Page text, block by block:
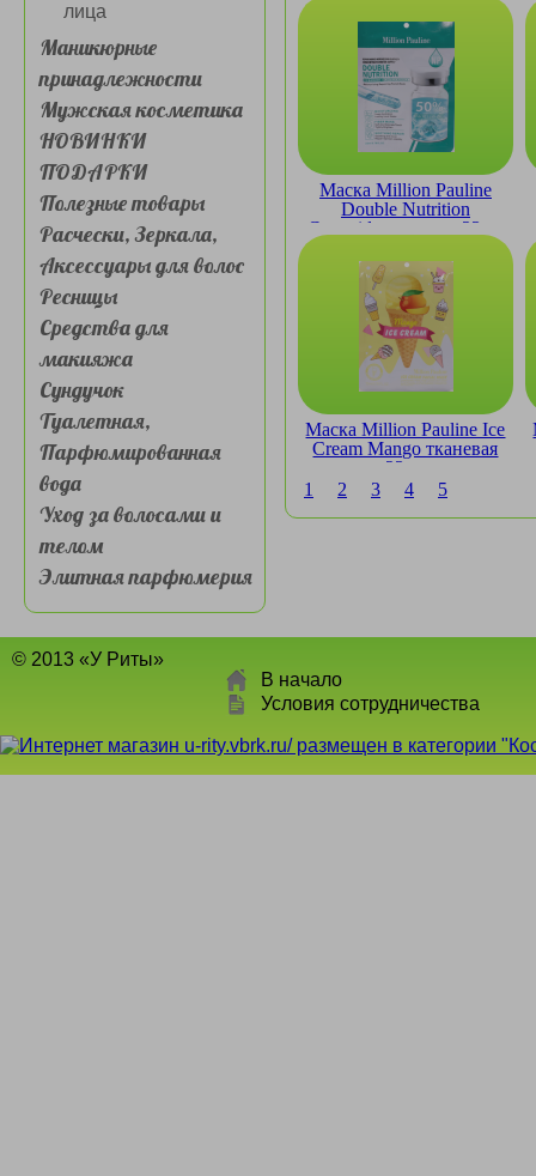
лица
Маникюрные
принадлежности
Мужская косметика
НОВИНКИ
ПОДАРКИ
Полезные товары
Расчески, Зеркала,
Аксессуары для волос
Ресницы
Средства для
макияжа
Сундучок
Туалетная,
Парфюмированная
вода
Уход за волосами и
телом
Элитная парфюмерия
Маска Million Pauline
Double Nutrition
Ceramide тканевая 23мл
Маска Million Pauline Ice
Cream Mango тканевая
23мл
1 2 3 4 5
© 2013 «У Риты»
В начало
Условия сотрудничества